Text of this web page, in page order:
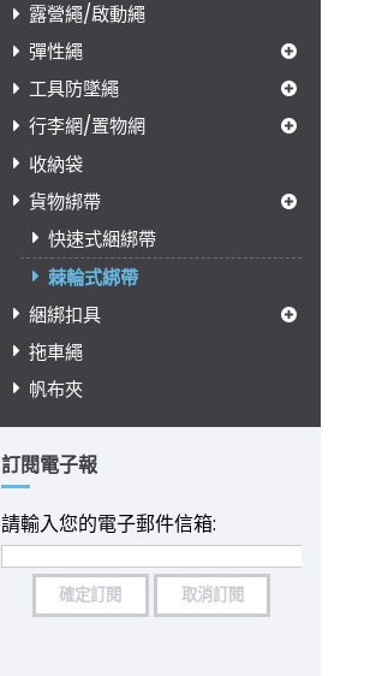
露營繩/啟動繩
彈性繩
工具防墜繩
行李網/置物網
收納袋
貨物綁帶
快速式綑綁帶
棘輪式綁帶
綑綁扣具
拖車繩
帆布夾
訂閱電子報
請輸入您的電子郵件信箱: